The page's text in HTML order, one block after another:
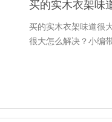
买的实木衣架味
买的实木衣架味道很
很大怎么解决？小编